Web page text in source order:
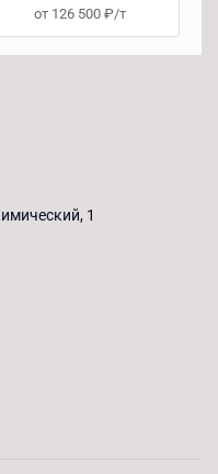
от 126 500 ₽/т
1